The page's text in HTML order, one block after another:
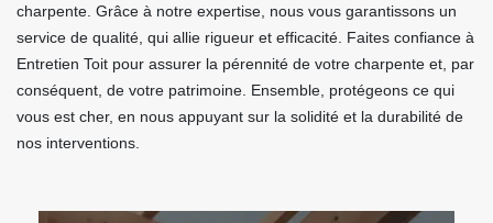
charpente. Grâce à notre expertise, nous vous garantissons un
service de qualité, qui allie rigueur et efficacité. Faites confiance à
Entretien Toit pour assurer la pérennité de votre charpente et, par
conséquent, de votre patrimoine. Ensemble, protégeons ce qui
vous est cher, en nous appuyant sur la solidité et la durabilité de
nos interventions.